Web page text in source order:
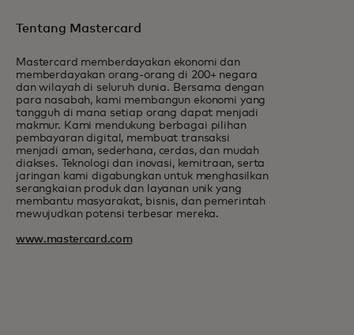
Tentang Mastercard
Mastercard memberdayakan ekonomi dan
memberdayakan orang-orang di 200+ negara
dan wilayah di seluruh dunia. Bersama dengan
para nasabah, kami membangun ekonomi yang
tangguh di mana setiap orang dapat menjadi
makmur. Kami mendukung berbagai pilihan
pembayaran digital, membuat transaksi
menjadi aman, sederhana, cerdas, dan mudah
diakses. Teknologi dan inovasi, kemitraan, serta
jaringan kami digabungkan untuk menghasilkan
serangkaian produk dan layanan unik yang
membantu masyarakat, bisnis, dan pemerintah
mewujudkan potensi terbesar mereka.
www.mastercard.com